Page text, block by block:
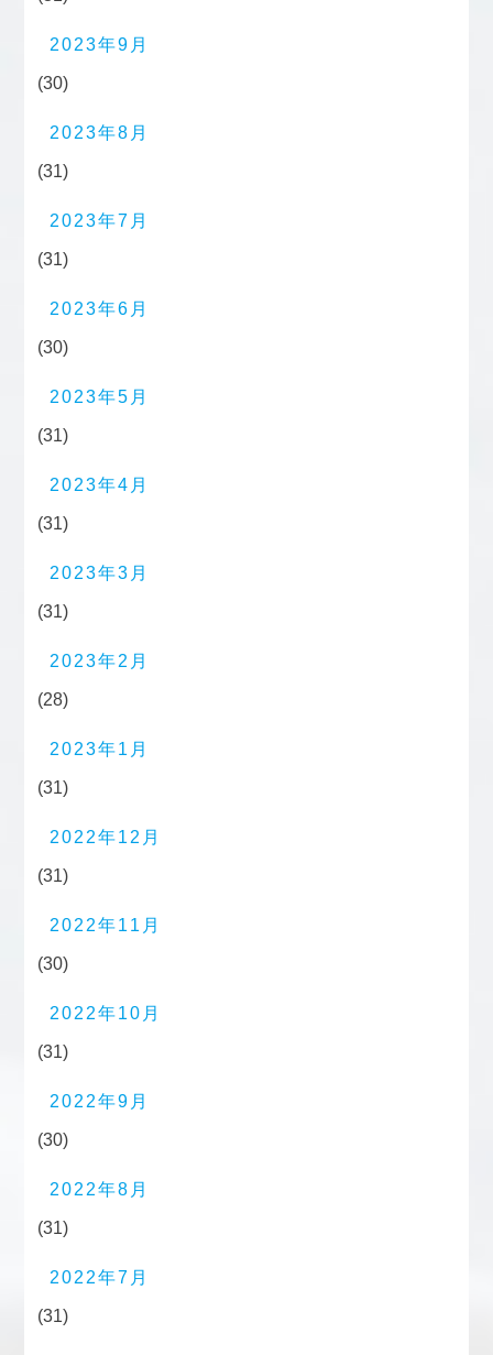
2023年9月
(30)
2023年8月
(31)
2023年7月
(31)
2023年6月
(30)
2023年5月
(31)
2023年4月
(31)
2023年3月
(31)
2023年2月
(28)
2023年1月
(31)
2022年12月
(31)
2022年11月
(30)
2022年10月
(31)
2022年9月
(30)
2022年8月
(31)
2022年7月
(31)